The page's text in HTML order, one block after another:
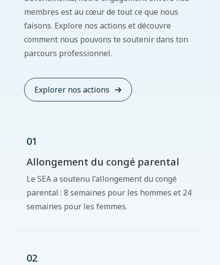
membres est au cœur de tout ce que nous
faisons. Explore nos actions et découvre
comment nous pouvons te soutenir dans ton
parcours professionnel.
Explorer nos actions
01​
Allongement du congé parental
Le SEA a soutenu l’allongement du congé
parental : 8 semaines pour les hommes et 24
semaines pour les femmes.
02​